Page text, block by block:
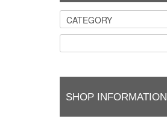
SHOP INFORMATION